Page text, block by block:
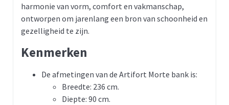
harmonie van vorm, comfort en vakmanschap,
ontworpen om jarenlang een bron van schoonheid en
gezelligheid te zijn.
Kenmerken
De afmetingen van de Artifort Morte bank is:
Breedte: 236 cm.
Diepte: 90 cm.